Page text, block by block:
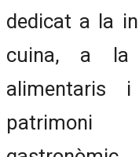
dedicat a la
cuina, a la
alimentaris
patrimoni